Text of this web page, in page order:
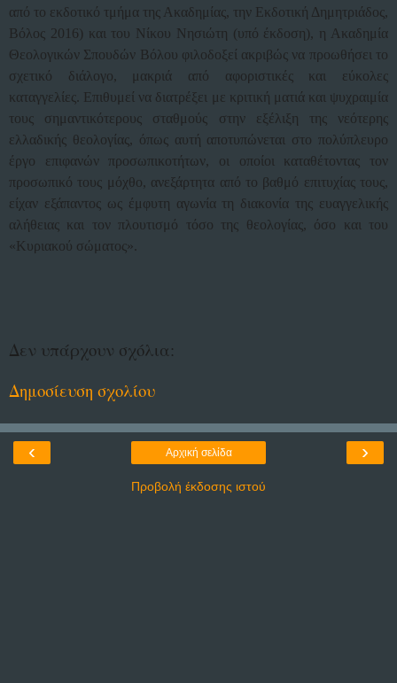
από το εκδοτικό τμήμα της Ακαδημίας, την Εκδοτική Δημητριάδος,
Βόλος 2016) και του Νίκου Νησιώτη (υπό έκδοση), η Ακαδημία
Θεολογικών Σπουδών Βόλου φιλοδοξεί ακριβώς να προωθήσει το
σχετικό διάλογο, μακριά από αφοριστικές και εύκολες
καταγγελίες. Επιθυμεί να διατρέξει με κριτική ματιά και ψυχραιμία
τους σημαντικότερους σταθμούς στην εξέλιξη της νεότερης
ελλαδικής θεολογίας, όπως αυτή αποτυπώνεται στο πολύπλευρο
έργο επιφανών προσωπικοτήτων, οι οποίοι καταθέτοντας τον
προσωπικό τους μόχθο, ανεξάρτητα από το βαθμό επιτυχίας τους,
είχαν εξάπαντος ως έμφυτη αγωνία τη διακονία της ευαγγελικής
αλήθειας και τον πλουτισμό τόσο της θεολογίας, όσο και του
«Κυριακού σώματος».
Δεν υπάρχουν σχόλια:
Δημοσίευση σχολίου
‹ ›
Αρχική σελίδα
Προβολή έκδοσης ιστού